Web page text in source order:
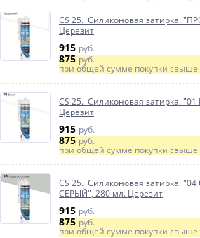
CS 25. Силиконовая затирка.
Церезит
915 руб.
875руб.
при общей сумме покупки свыше
CS 25. Силиконовая затирка.
Церезит
915 руб.
875руб.
при общей сумме покупки свыше
CS 25. Силиконовая затирка.
СЕРЫЙ", 280 мл. Церезит
915 руб.
875руб.
при общей сумме покупки свыше